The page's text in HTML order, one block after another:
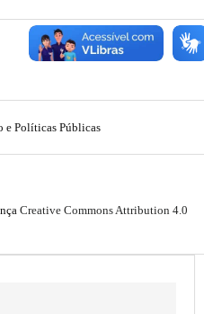
e Políticas Públicas
Creative Commons Attribution 4.0